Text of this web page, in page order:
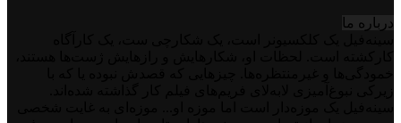
درباره‌ ما